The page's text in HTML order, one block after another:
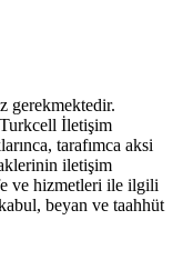
gerekmektedir.
İletişim
tarafımca aksi
iletişim
ve hizmetleri ile ilgili
beyan ve taahhüt